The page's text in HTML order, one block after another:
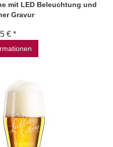
mit LED Beleuchtung und
Gravur
€ *